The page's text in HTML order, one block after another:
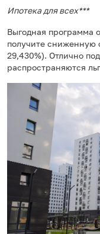
Ипотека для всех***
Выгодная программа
получите сниженную
29,430%). Отлично
распространяются